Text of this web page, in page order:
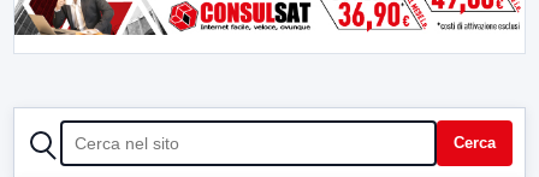
CERCA Cerca